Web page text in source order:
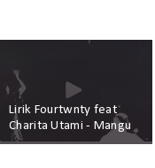
Lirik Fourtwnty feat
Charita Utami - Mangu